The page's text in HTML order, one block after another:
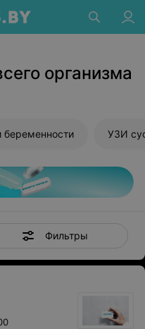
организма
УЗИ
Фильтры